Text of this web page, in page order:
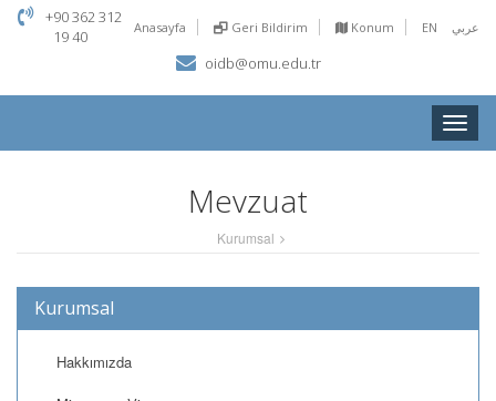
Anasayfa Geri Bildirim Konum EN عربي
+90 362 312
19 40
oidb@omu.edu.tr
Toggle
Mevzuat
Kurumsal
Kurumsal
Hakkımızda